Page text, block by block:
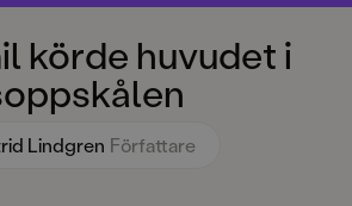
körde huvudet i
Lindgren Författare